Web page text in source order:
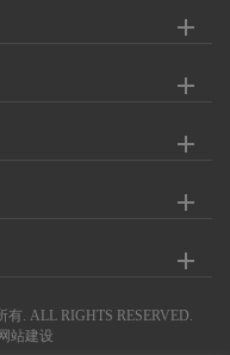
. ALL RIGHTS RESERVED.
站建设